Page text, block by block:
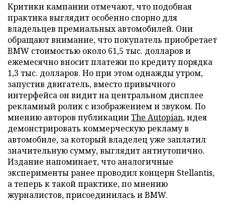
Критики кампании отмечают, что подобная
практика выглядит особенно спорно для
владельцев премиальных автомобилей. Они
обращают внимание, что покупатель приобретает
BMW стоимостью около 61,5 тыс. долларов и
ежемесячно вносит платежи по кредиту порядка
1,3 тыс. долларов. Но при этом однажды утром,
запустив двигатель, вместо привычного
интерфейса он видит на центральном дисплее
рекламный ролик с изображением и звуком. По
мнению авторов публикацииThe Autopian, идея
демонстрировать коммерческую рекламу в
автомобиле, за который владелец уже заплатил
значительную сумму, выглядит антиутопично.
Издание напоминает, что аналогичные
эксперименты ранее проводил концерн Stellantis,
а теперь к такой практике, по мнению
журналистов, присоединилась и BMW.